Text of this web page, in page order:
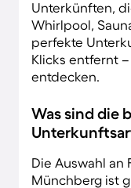
Unterkünften,
Whirlpool,
perfekte
Klicks entfernt
entdecken.
Was sind die
Die Auswahl an
Münchberg ist